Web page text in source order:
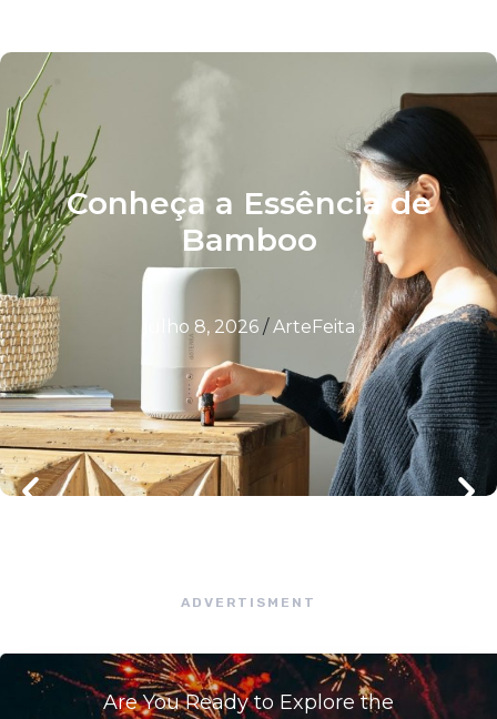
Conheça a Essência de
Bamboo
julho 8, 2026 / ArteFeita
ADVERTISMENT
Are You Ready to Explore the